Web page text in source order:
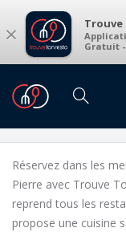
× Trouve
Gratuit -
Restaurants
Restaurants
Réservez dans les
Pierre avec Trouve
reprend tous les
propose une cuisine